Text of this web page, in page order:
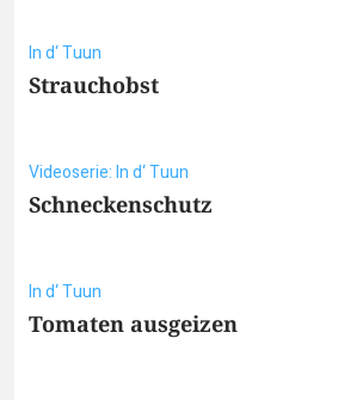
In d‘ Tuun
Strauchobst
Videoserie: In d‘ Tuun
Schneckenschutz
In d‘ Tuun
Tomaten ausgeizen